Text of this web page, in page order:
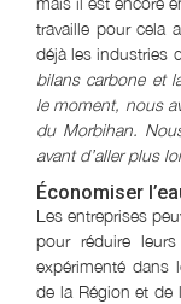
travaille pour cela
déjà les industries
bilans carbone et
le moment, nous
du Morbihan.
avant d’aller plus
Économiser
Les entreprises
pour réduire
expérimenté dans
de la Région et de